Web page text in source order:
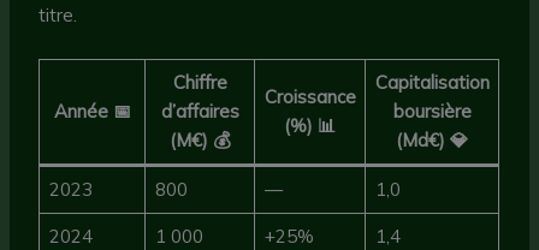
titre.
Année 📅
Chiffre
d’affaires
(M€) 💰
Croissance
(%) 📊
Capitalisation
boursière
(Md€) 💎
2023 800 — 1,0
2024 1 000 +25% 1,4